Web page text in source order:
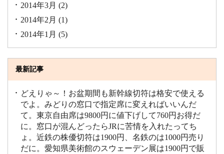
2014年3月 (2)
2014年2月 (1)
2014年1月 (5)
最新記事
どえりゃ～！お盆期間も新幹線切符は格安で使える
でよ。みどりの窓口で指定席に変えればいいんだ
て。東京自由席は9800円に値下げして760円お得だ
に。窓口が混んどったらJRに苦情を入れたってち
ょ。近鉄の株優切符は1900円、名鉄のは1000円売り
だに。愛知県美術館のスウェーデン展は1900円で販